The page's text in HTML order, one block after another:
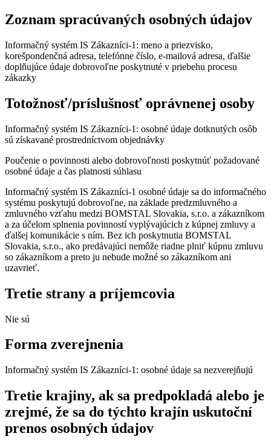
Zoznam spracúvaných osobných údajov
Informačný systém IS Zákazníci-1: meno a priezvisko,
korešpondenčná adresa, telefónne číslo, e-mailová adresa, ďalšie
doplňujúce údaje dobrovoľne poskytnuté v priebehu procesu
zákazky
Totožnosť/príslušnosť oprávnenej osoby
Informačný systém IS Zákazníci-1: osobné údaje dotknutých osôb
sú získavané prostredníctvom objednávky
Poučenie o povinnosti alebo dobrovoľnosti poskytnúť požadované
osobné údaje a čas platnosti súhlasu
Informačný systém IS Zákazníci-1 osobné údaje sa do informačného
systému poskytujú dobrovoľne, na základe predzmluvného a
zmluvného vzťahu medzi BOMSTAL Slovakia, s.r.o. a zákazníkom
a za účelom splnenia povinností vyplývajúcich z kúpnej zmluvy a
ďalšej komunikácie s ním. Bez ich poskytnutia BOMSTAL
Slovakia, s.r.o., ako predávajúci nemôže riadne plniť kúpnu zmluvu
so zákazníkom a preto ju nebude možné so zákazníkom ani
uzavrieť.
Tretie strany a príjemcovia
Nie sú
Forma zverejnenia
Informačný systém IS Zákazníci-1: osobné údaje sa nezverejňujú
Tretie krajiny, ak sa predpokladá alebo je
zrejmé, že sa do týchto krajín uskutoční
prenos osobných údajov